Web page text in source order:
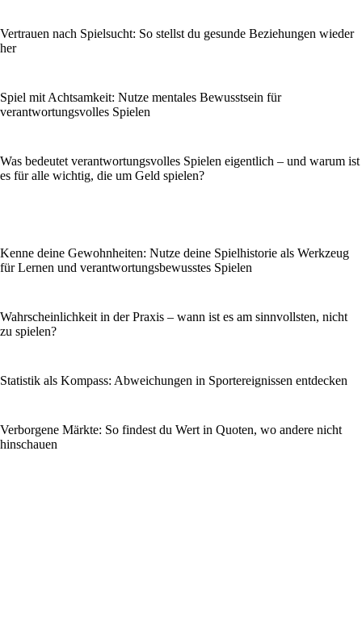
Vertrauen nach Spielsucht: So stellst du gesunde Beziehungen wieder
her
Spiel mit Achtsamkeit: Nutze mentales Bewusstsein für
verantwortungsvolles Spielen
Was bedeutet verantwortungsvolles Spielen eigentlich – und warum ist
es für alle wichtig, die um Geld spielen?
Kenne deine Gewohnheiten: Nutze deine Spielhistorie als Werkzeug
für Lernen und verantwortungsbewusstes Spielen
Wahrscheinlichkeit in der Praxis – wann ist es am sinnvollsten, nicht
zu spielen?
Statistik als Kompass: Abweichungen in Sportereignissen entdecken
Verborgene Märkte: So findest du Wert in Quoten, wo andere nicht
hinschauen